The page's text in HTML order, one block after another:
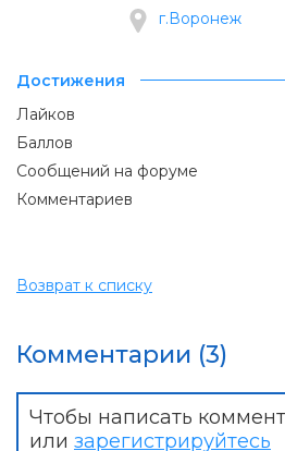
г.Воронеж
Достижения
Лайков
Баллов
Сообщений на форуме
Комментариев
Возврат к списку
Комментарии (3)
Чтобы написать
или зарегистрируйтесь